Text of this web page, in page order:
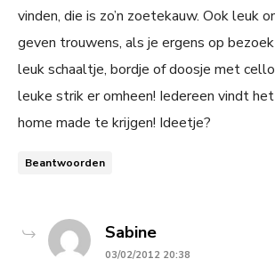
vinden, die is zo’n zoetekauw. Ook leuk
geven trouwens, als je ergens op
leuk schaaltje, bordje of doosje met
leuke strik er omheen! Iedereen vindt
home made te krijgen! Ideetje?
Beantwoorden
Sabinesays:
03/02/2012 20:38